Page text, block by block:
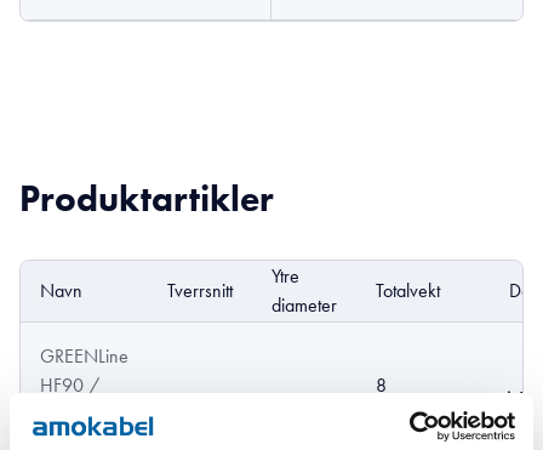
Produktartikler
Navn Tverrsnitt
Ytre
diameter
Totalvekt DoP
GREENLine
HF90 /
H05Z-K
0,5
8
kg/km